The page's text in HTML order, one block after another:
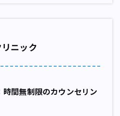
ニック
間無制限のカウンセリン